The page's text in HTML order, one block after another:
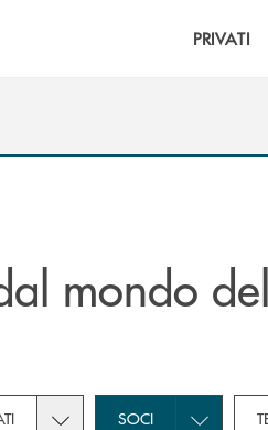
PRIVATI
mondo
dropdown for Novità
Toggle subcategories
SOCI Toggle